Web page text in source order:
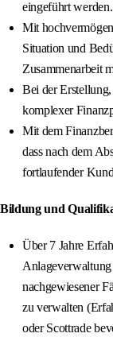
eingeführt werden.
Mit
Situation und
Zusammenarbeit
Bei der
komplexer
Mit dem
dass nach dem
fortlaufender
Bildung und
Über 7 Jahre
nachgewiesener
zu verwalten
oder Scottrade